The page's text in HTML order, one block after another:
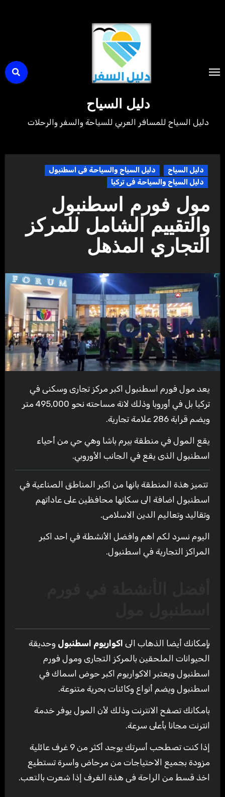
دليل السياح
دليل السياح للمسافر العربي للسياحة والسفر والرحلات
دليل السياح
دليل السياح والسياحة فى اسطنبول
دليل السياح والسياحة فى تركيا
مول فورم اسطنبول
والتقييم الشامل للمركز
التجاري المذهل
يعد مول فورم اسطنبول اكبر مركز تجارى وسكنى في
تركيا بل في أوروبا وذلك لانة مساحته نحو 495,000 متر
ويضم قرابة 286 علامة تجارية.
يقع المول في منطقة بيرم باشا وهي حي من أحياء
اسطنبول الذى يقع في الجانب الأوروبي.
تتميز هذة المنطقة بانها من اكبر المناطق الصناعية في
اسطنبول اضافة الى سكانها محافظين على عاداتهم
وتقاليد وتعاليم الدين الاسلامى.
اليوم نسرد لكم اهم وافضل الأنشطة في احد اكبر
المراكز التجارية في اسطنبول.
بإمكانك أيضا الذهاب الى اكواريوم اسطنبول وحديقة
الحيوانات الملحقين بالمركز التجارى ومول فورم
اسطنبول ويعتبر الاكواريوم اكبر حوض اسماك في
اسطنبول ويضم أنواع وكائنات بحرية متنوعة.
بامكانك تصفح الانترنت وذلك لأن المول يوفر خدمة
انترنت مجانا بأعلى سرعة.
إذا كنت تصطحب أسرتك يوجد أكثر من 9 غرف عائلية
مزودة بجميع الاحتياجات من مرحاض واسرة تستطيع
اخذ قسط من الراحة فى هذة الغرف إذا شعرت بالتعب.